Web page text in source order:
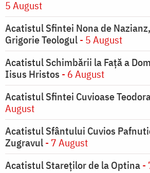
5 August
Acatistul Sfintei Nona de
Grigorie Teologul- 5 August
Acatistul Schimbării la Faţă a
Iisus Hristos - 6 August
Acatistul Sfintei Cuvioase
August
Acatistul Sfântului Cuvios
Zugravul- 7 August
Acatistul Stareţilor de la Optina-